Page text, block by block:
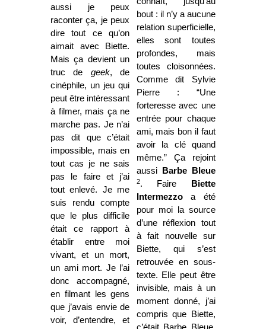
aussi je peux
raconter ça, je peux
dire tout ce qu’on
aimait avec Biette.
Mais ça devient un
truc de geek, de
cinéphile, un jeu qui
peut être intéressant
à filmer, mais ça ne
marche pas. Je n’ai
pas dit que c’était
impossible, mais en
tout cas je ne sais
pas le faire et j’ai
tout enlevé. Je me
suis rendu compte
que le plus difficile
était ce rapport à
établir entre moi
vivant, et un mort,
un ami mort. Je l’ai
donc accompagné,
en filmant les gens
que j’avais envie de
voir, d’entendre, et
bout : il n’y a aucune
relation superficielle,
elles sont toutes
profondes, mais
toutes cloisonnées.
Comme dit Sylvie
Pierre : “Une
forteresse avec une
entrée pour chaque
ami, mais bon il faut
avoir la clé quand
même.” Ça rejoint
aussi
Barbe Bleue
2. Faire
Biette
Intermezzoa été
pour moi la source
d’une réflexion tout
à fait nouvelle sur
Biette, qui s’est
retrouvée en sous-
texte. Elle peut être
invisible, mais à un
moment donné, j’ai
compris que Biette,